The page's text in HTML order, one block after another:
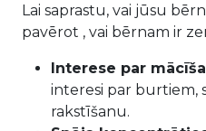
Lai saprastu, vai jūsu
pavērot , vai bērnam ir
Interese par
interesi par burtiem,
rakstīšanu.